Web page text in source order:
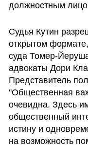
должностным
Судья Кутин
открытом
суда Томер-
адвокаты Дори
Представитель
"Общественная
очевидна. Здесь
общественный
истину и
на возможность